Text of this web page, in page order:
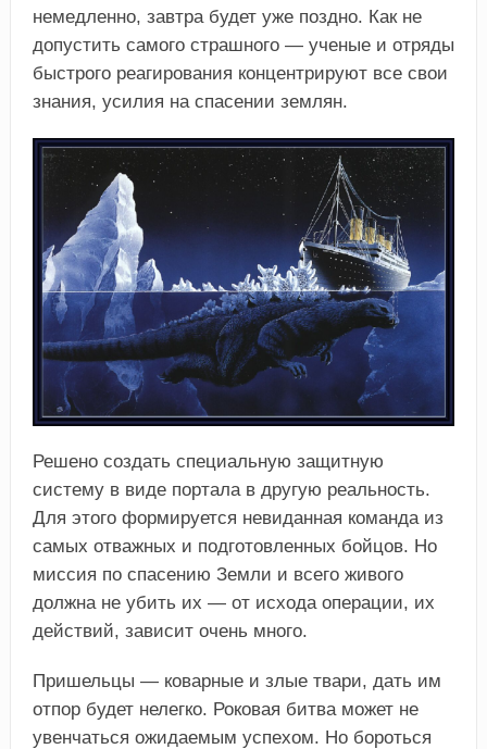
немедленно, завтра будет уже поздно. Как не
допустить самого страшного — ученые и отряды
быстрого реагирования концентрируют все свои
знания, усилия на спасении землян.
Решено создать специальную защитную
систему в виде портала в другую реальность.
Для этого формируется невиданная команда из
самых отважных и подготовленных бойцов. Но
миссия по спасению Земли и всего живого
должна не убить их — от исхода операции, их
действий, зависит очень много.
Пришельцы — коварные и злые твари, дать им
отпор будет нелегко. Роковая битва может не
увенчаться ожидаемым успехом. Но бороться